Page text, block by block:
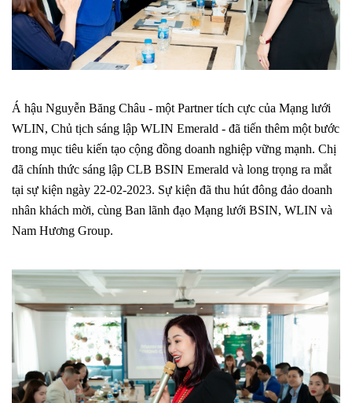
Á hậu Nguyễn Băng Châu - một Partner tích cực của Mạng lưới
WLIN, Chủ tịch sáng lập WLIN Emerald - đã tiến thêm một bước
trong mục tiêu kiến tạo cộng đồng doanh nghiệp vững mạnh. Chị
đã chính thức sáng lập CLB BSIN Emerald và long trọng ra mắt
tại sự kiện ngày 22-02-2023. Sự kiện đã thu hút đông đảo doanh
nhân khách mời, cùng Ban lãnh đạo Mạng lưới BSIN, WLIN và
Nam Hương Group.